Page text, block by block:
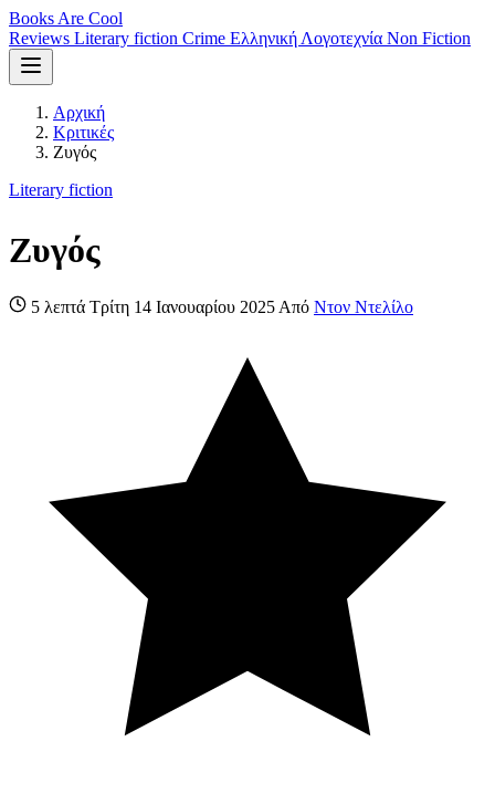
Books Are Cool
Reviews Literary fiction Crime Ελληνική Λογοτεχνία Non Fiction
Αρχική
Κριτικές
Ζυγός
Literary fiction
Ζυγός
5 λεπτά Τρίτη 14 Ιανουαρίου 2025 Από Ντον Ντελίλο